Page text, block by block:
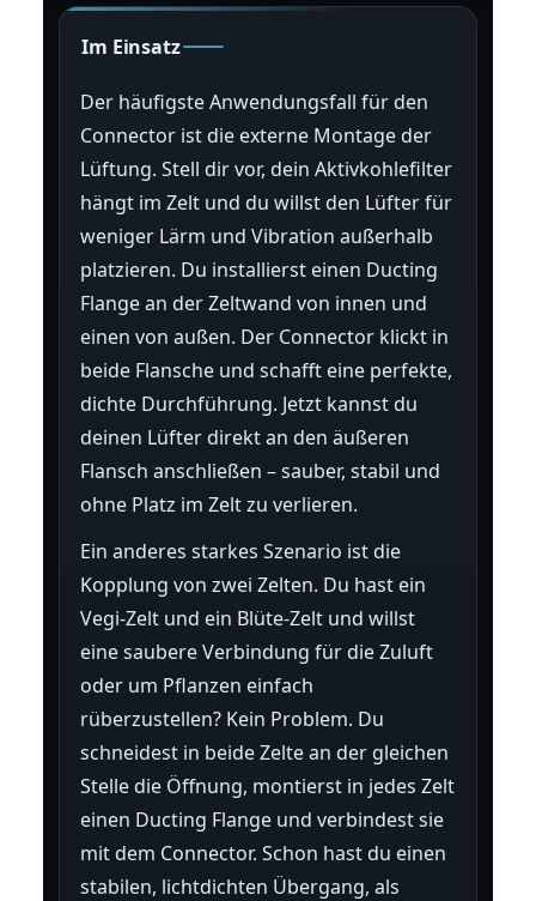
Im Einsatz
Der häufigste Anwendungsfall für den
Connector ist die externe Montage der
Lüftung. Stell dir vor, dein Aktivkohlefilter
hängt im Zelt und du willst den Lüfter für
weniger Lärm und Vibration außerhalb
platzieren. Du installierst einen Ducting
Flange an der Zeltwand von innen und
einen von außen. Der Connector klickt in
beide Flansche und schafft eine perfekte,
dichte Durchführung. Jetzt kannst du
deinen Lüfter direkt an den äußeren
Flansch anschließen – sauber, stabil und
ohne Platz im Zelt zu verlieren.
Ein anderes starkes Szenario ist die
Kopplung von zwei Zelten. Du hast ein
Vegi-Zelt und ein Blüte-Zelt und willst
eine saubere Verbindung für die Zuluft
oder um Pflanzen einfach
rüberzustellen? Kein Problem. Du
schneidest in beide Zelte an der gleichen
Stelle die Öffnung, montierst in jedes Zelt
einen Ducting Flange und verbindest sie
mit dem Connector. Schon hast du einen
stabilen, lichtdichten Übergang, als